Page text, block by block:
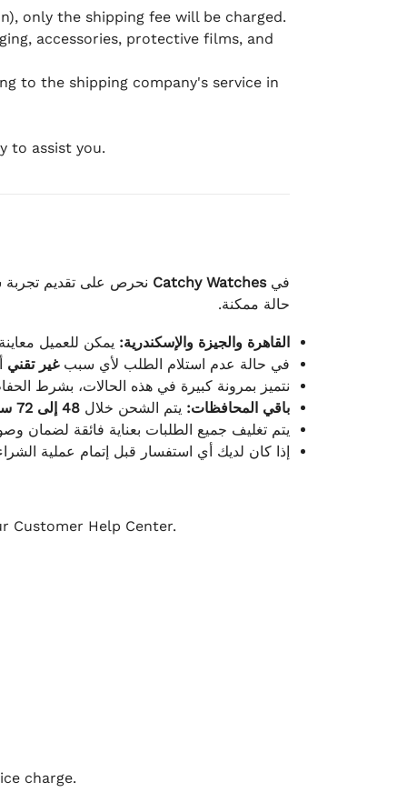
only the shipping fee will be charged.
accessories, protective films, and
to the shipping company's service in
to assist you.
فيCatchy Watches نحرص على تقديم تجربة
حالة ممكنة.
القاهرة والجيزة والإسكندرية: يمكن للعميل
في حالة عدم استلام الطلب لأي سببغير تقني
نتميز بمرونة كبيرة في هذه الحالات، بشرط
باقي المحافظات: يتم الشحن خلال 48 إلى 72 ساعة
يتم تغليف جميع الطلبات بعناية فائقة لضمان
إذا كان لديك أي استفسار قبل إتمام عملية
Customer Help Center.
charge.